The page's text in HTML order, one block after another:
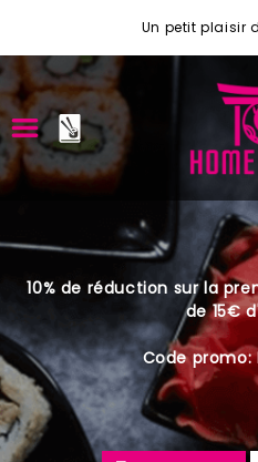
Un petit plaisir
ACCUEIL
VOTRE COMPTE
NOTRE RESTAURANT
VOS AVIS
10% de réduction sur la
de 15€
Code promo: